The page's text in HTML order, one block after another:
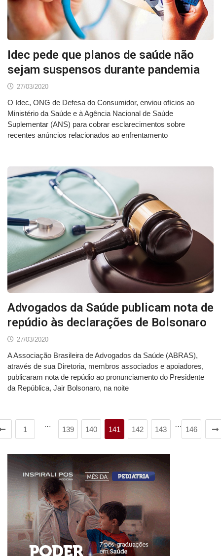
Idec pede que planos de saúde não
sejam suspensos durante pandemia
27/03/2020
O Idec, ONG de Defesa do Consumidor, enviou ofícios ao
Ministério da Saúde e à Agência Nacional de Saúde
Suplementar (ANS) para cobrar esclarecimentos sobre
recentes anúncios relacionados ao enfrentamento
Advogados da Saúde publicam nota de
repúdio às declarações de Bolsonaro
27/03/2020
A Associação Brasileira de Advogados da Saúde (ABRAS),
através de sua Diretoria, membros associados e apoiadores,
publicaram nota de repúdio ao pronunciamento do Presidente
da República, Jair Bolsonaro, na noite
1
…
139 140 141 142 143
…
146